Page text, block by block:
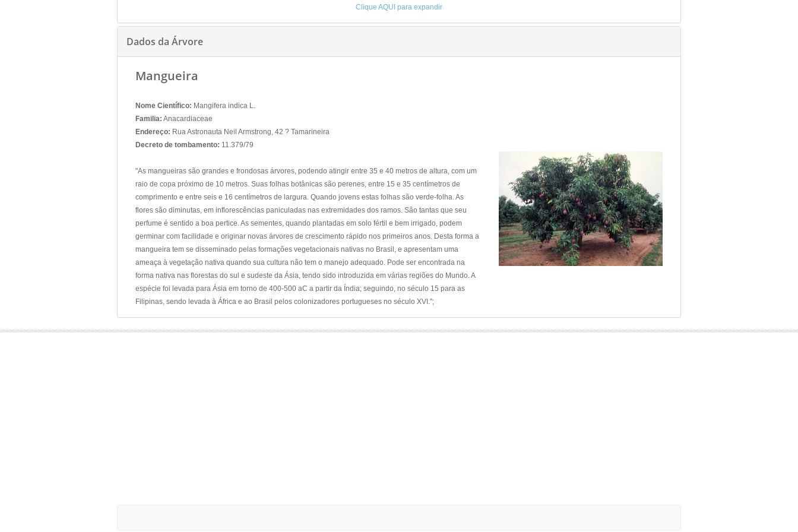
Clique AQUI para expandir
Dados da Árvore
Mangueira
Nome Científico: Mangifera indica L.
Familia: Anacardiaceae
Endereço: Rua Astronauta Neil Armstrong, 42 ? Tamarineira
Decreto de tombamento: 11.379/79
"As mangueiras são grandes e frondosas árvores, podendo atingir entre 35 e 40 metros de altura, com um
raio de copa próximo de 10 metros. Suas folhas botânicas são perenes, entre 15 e 35 centímetros de
comprimento e entre seis e 16 centímetros de largura. Quando jovens estas folhas são verde-folha. As
flores são diminutas, em inflorescências paniculadas nas extremidades dos ramos. São tantas que seu
perfume é sentido a boa pertice. As sementes, quando plantadas em solo fértil e bem irrigado, podem
germinar com facilidade e originar novas árvores de crescimento rápido nos primeiros anos. Desta forma a
mangueira tem se disseminado pelas formações vegetacionais nativas no Brasil, e apresentam uma
ameaça à vegetação nativa quando sua cultura não tem o manejo adequado. Pode ser encontrada na
forma nativa nas florestas do sul e sudeste da Ásia, tendo sido introduzida em várias regiões do Mundo. A
espécie foi levada para Ásia em torno de 400-500 aC a partir da Índia; seguindo, no século 15 para as
Filipinas, sendo levada à África e ao Brasil pelos colonizadores portugueses no século XVI.";